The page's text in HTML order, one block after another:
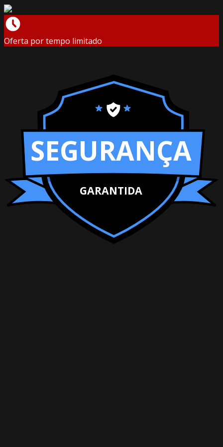
Oferta por tempo limitado
SEGURANÇA
GARANTIDA